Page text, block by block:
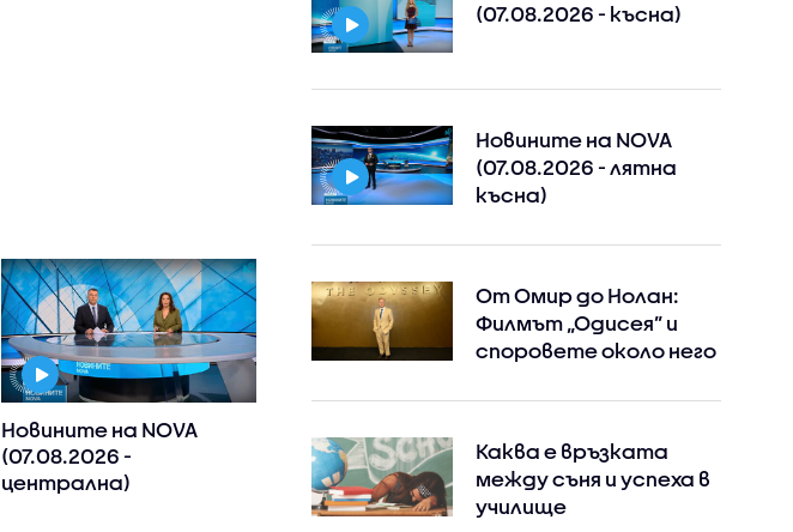
Новините на NOVA
(07.08.2026 -
централна)
(07.08.2026 - късна)
Новините на NOVA
(07.08.2026 - лятна
късна)
От Омир до Нолан:
Филмът „Одисея” и
споровете около него
Каква е връзката
между съня и успеха в
училище